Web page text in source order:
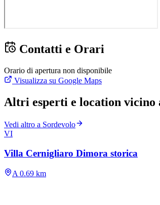
Contatti e Orari
Orario di apertura non disponibile
Visualizza su Google Maps
Altri esperti e location vicino
Vedi altro a Sordevolo
VI
Villa Cernigliaro Dimora storica
A 0.69 km